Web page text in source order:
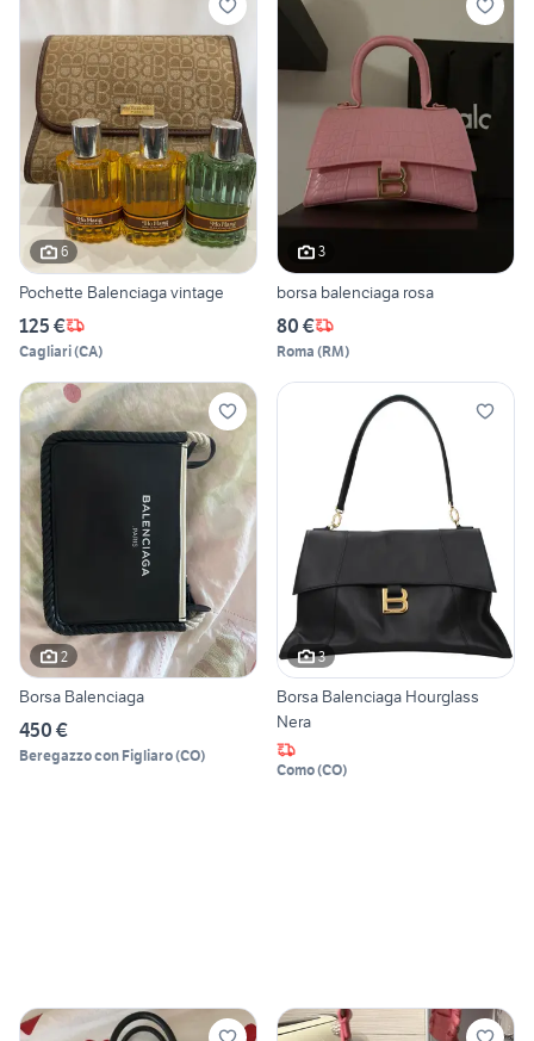
6
Pochette Balenciaga vintage
125 €
Cagliari(CA)
3
borsa balenciaga rosa
80 €
Roma (RM)
2
Borsa Balenciaga
450 €
Beregazzo con Figliaro(CO)
3
Borsa Balenciaga Hourglass
Nera
Como(CO)